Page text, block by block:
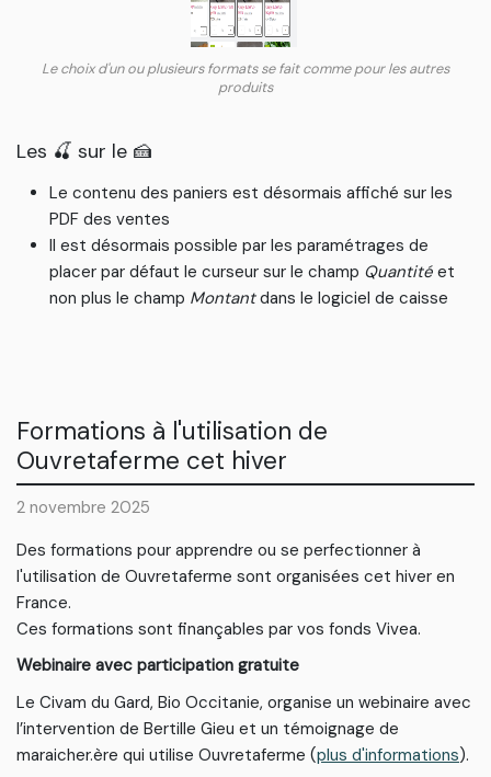
Le choix d'un ou plusieurs formats se fait comme pour les autres
produits
Les 🍒 sur le 🍰
Le contenu des paniers est désormais affiché sur les
PDF des ventes
Il est désormais possible par les paramétrages de
placer par défaut le curseur sur le champ Quantité et
non plus le champ Montantdans le logiciel de caisse
Formations à l'utilisation de
Ouvretaferme cet hiver
2 novembre 2025
Des formations pour apprendre ou se perfectionner à
l'utilisation de Ouvretaferme sont organisées cet hiver en
France.
Ces formations sont finançables par vos fonds Vivea.
Webinaire avec participation gratuite
Le Civam du Gard, Bio Occitanie, organise un webinaire avec
l’intervention de Bertille Gieu et un témoignage de
maraicher.ère qui utilise Ouvretaferme (plus d'informations).